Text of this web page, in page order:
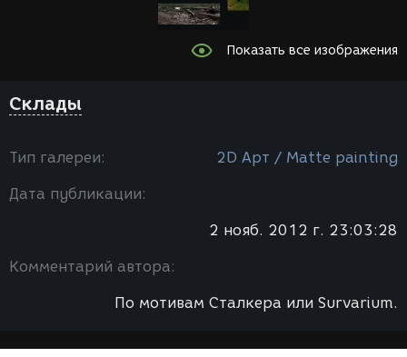
Показать все изображения
Склады
Тип галереи: 2D Арт / Мatte painting
Дата публикации:
2 нояб. 2012 г. 23:03:28
Комментарий автора:
По мотивам Сталкера или Survarium.